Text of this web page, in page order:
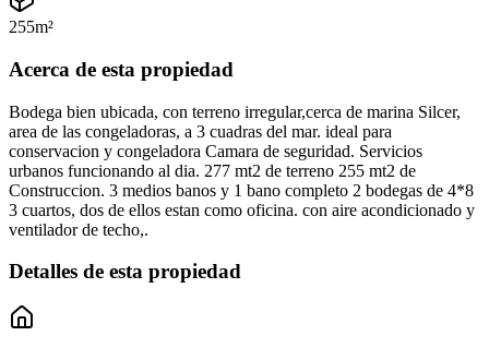
255m²
Acerca de esta propiedad
Bodega bien ubicada, con terreno irregular,cerca de marina Silcer,
area de las congeladoras, a 3 cuadras del mar. ideal para
conservacion y congeladora Camara de seguridad. Servicios
urbanos funcionando al dia. 277 mt2 de terreno 255 mt2 de
Construccion. 3 medios banos y 1 bano completo 2 bodegas de 4*8
3 cuartos, dos de ellos estan como oficina. con aire acondicionado y
ventilador de techo,.
Detalles de esta propiedad